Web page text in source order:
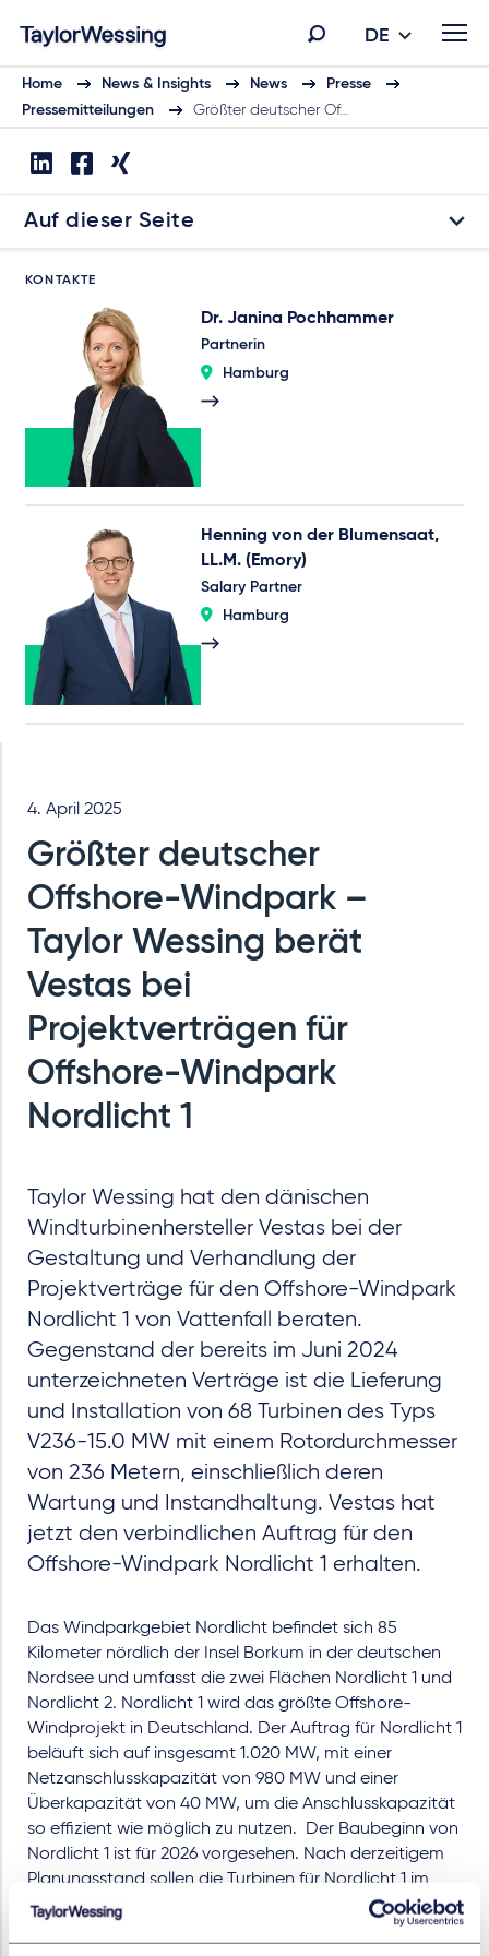
DE
Home News & Insights News
Presse
Pressemitteilungen
Größter deutscher Of…
Auf dieser Seite
KONTAKTE
Dr. Janina Pochhammer
Partnerin
Hamburg
Henning von der Blumensaat,
LL.M. (Emory)
Salary Partner
Hamburg
4. April 2025
Größter deutscher
Offshore-Windpark –
Taylor Wessing berät
Vestas bei
Projektverträgen für
Offshore-Windpark
Nordlicht 1
Taylor Wessing hat den dänischen
Windturbinenhersteller Vestas bei der
Gestaltung und Verhandlung der
Projektverträge für den Offshore-Windpark
Nordlicht 1 von Vattenfall beraten.
Gegenstand der bereits im Juni 2024
unterzeichneten Verträge ist die Lieferung
und Installation von 68 Turbinen des Typs
V236-15.0 MW mit einem Rotordurchmesser
von 236 Metern, einschließlich deren
Wartung und Instandhaltung. Vestas hat
jetzt den verbindlichen Auftrag für den
Offshore-Windpark Nordlicht 1 erhalten.
Das Windparkgebiet Nordlicht befindet sich 85
Kilometer nördlich der Insel Borkum in der deutschen
Nordsee und umfasst die zwei Flächen Nordlicht 1 und
Nordlicht 2. Nordlicht 1 wird das größte Offshore-
Windprojekt in Deutschland. Der Auftrag für Nordlicht 1
beläuft sich auf insgesamt 1.020 MW, mit einer
Netzanschlusskapazität von 980 MW und einer
Überkapazität von 40 MW, um die Anschlusskapazität
so effizient wie möglich zu nutzen. Der Baubeginn von
Nordlicht 1 ist für 2026 vorgesehen. Nach derzeitigem
Planungsstand sollen die Turbinen für Nordlicht 1 im
Jahr 2027 errichtet werden und der Windpark soll 2028